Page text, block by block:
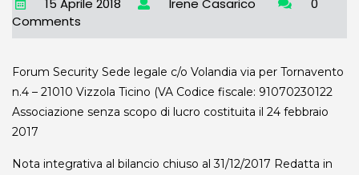
15 Aprile 2018 Irene Casarico
0
Comments
Forum Security Sede legale c/o Volandia via per Tornavento
n.4 – 21010 Vizzola Ticino (VA Codice fiscale: 91070230122
Associazione senza scopo di lucro costituita il 24 febbraio
2017
Nota integrativa al bilancio chiuso al 31/12/2017 Redatta in